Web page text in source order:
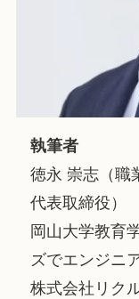
執筆者
徳永 崇志（職
代表取締役）
岡山大学教育
ズでエンジニ
株式会社リク